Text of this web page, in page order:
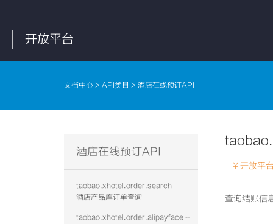
开放平台
文档中心 > API类目 > 酒店在线预订API
酒店在线预订API
taobao.xhotel.order.search
酒店产品库订单查询
taobao.xhotel.order.alipayface.cancelsettle
￥开放平
查询结账信